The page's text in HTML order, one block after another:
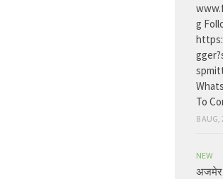
g
To
8 AUG,
NEW
अजमेर